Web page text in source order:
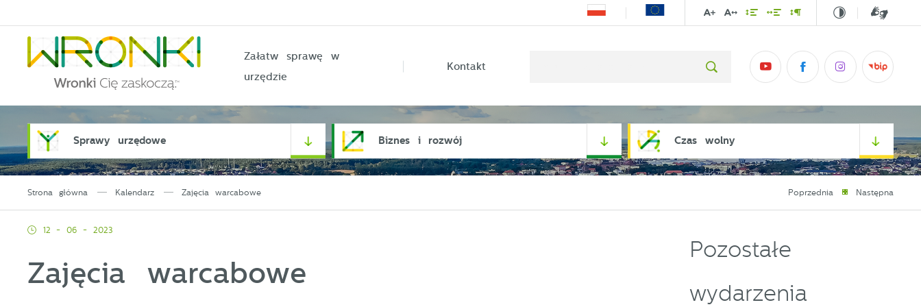
Załatw sprawę w
urzędzie
Kontakt
Sprawy urzędowe Biznes i rozwój Czas wolny
Strona główna Kalendarz Zajęcia warcabowe Poprzednia Następna
12 - 06 - 2023
Zajęcia warcabowe
Pozostałe
wydarzenia